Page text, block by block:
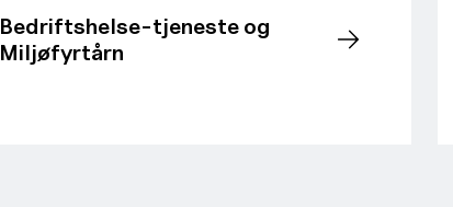
Bedriftshelse-tjeneste og
Miljøfyrtårn